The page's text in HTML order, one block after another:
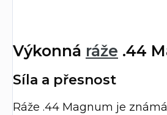
Výkonná ráže .44
Síla a přesnost
Ráže .44 Magnum je